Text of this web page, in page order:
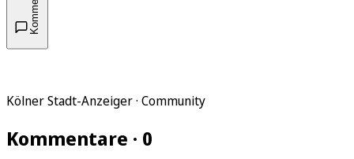
Kölner Stadt-Anzeiger · Community
Kommentare · 0